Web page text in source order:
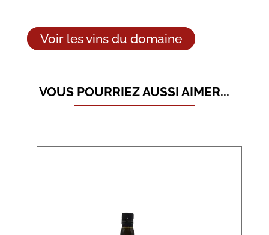
Voir les vins du domaine
VOUS POURRIEZ AUSSI AIMER...